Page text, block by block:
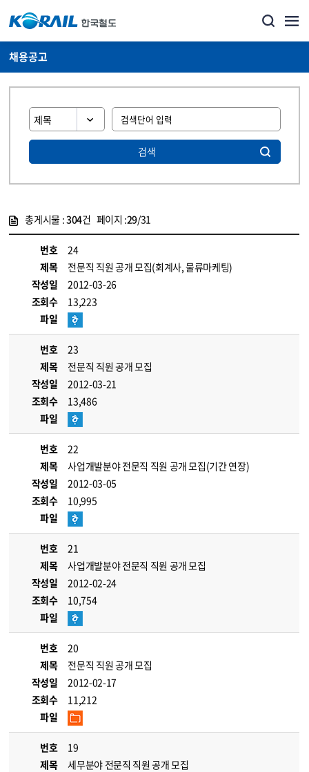
채용공고
검색
총게시물 :304건 페이지 :29/31
번호
24
제목
전문직 직원 공개 모집(회계사, 물류마케팅)
작성일
2012-03-26
조회수
13,223
파일
번호
23
제목
전문직 직원 공개 모집
작성일
2012-03-21
조회수
13,486
파일
번호
22
제목
사업개발분야 전문직 직원 공개 모집(기간 연장)
작성일
2012-03-05
조회수
10,995
파일
번호
21
제목
사업개발분야 전문직 직원 공개 모집
작성일
2012-02-24
조회수
10,754
파일
번호
20
제목
전문직 직원 공개 모집
작성일
2012-02-17
조회수
11,212
파일
번호
19
제목
세무분야 전문직 직원 공개 모집